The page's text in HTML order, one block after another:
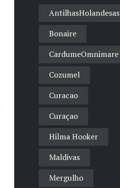
AntilhasHolandesas
Bonaire
CardumeOmnimare
Cozumel
Curacao
Curaçao
Hilma Hooker
Maldivas
Mergulho